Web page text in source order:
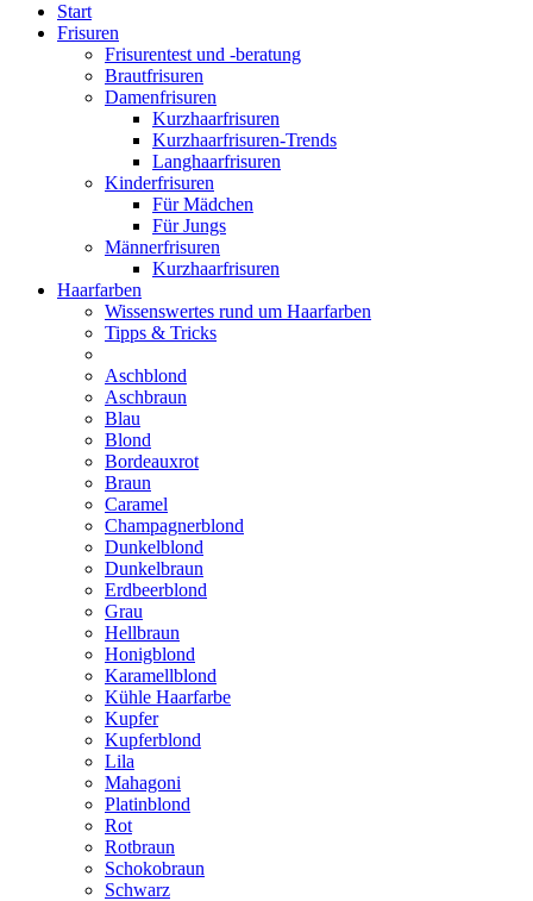
Start
Frisuren
Frisurentest und -beratung
Brautfrisuren
Damenfrisuren
Kurzhaarfrisuren
Kurzhaarfrisuren-Trends
Langhaarfrisuren
Kinderfrisuren
Für Mädchen
Für Jungs
Männerfrisuren
Kurzhaarfrisuren
Haarfarben
Wissenswertes rund um Haarfarben
Tipps & Tricks
Aschblond
Aschbraun
Blau
Blond
Bordeauxrot
Braun
Caramel
Champagnerblond
Dunkelblond
Dunkelbraun
Erdbeerblond
Grau
Hellbraun
Honigblond
Karamellblond
Kühle Haarfarbe
Kupfer
Kupferblond
Lila
Mahagoni
Platinblond
Rot
Rotbraun
Schokobraun
Schwarz